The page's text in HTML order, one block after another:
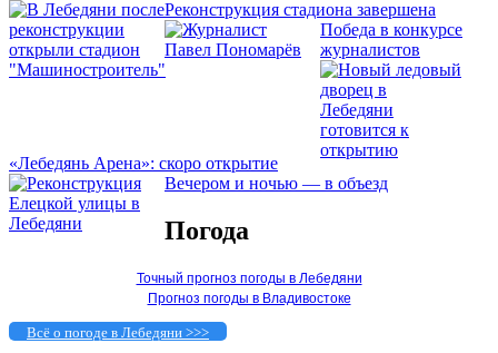
Реконструкция стадиона завершена
Победа в конкурсе
журналистов
«Лебедянь Арена»: скоро открытие
Вечером и ночью — в объезд
Погода
Точный прогноз погоды в Лебедяни
Прогноз погоды в Владивостоке
Всё о погоде в Лебедяни >>>